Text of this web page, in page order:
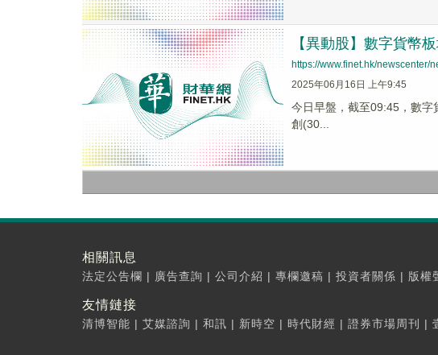
【異動股】數字貨幣
https://www.finet.hk/newscenter/
2025年06月16日 上午9:45
今日早盤，截至09:45，數
創(30...
相關訊息
法定公告欄 | 廣告查詢 | 公司介紹 | 專欄邀稿 | 投資者關係 | 版權
友情鏈接
清博智能 | 艾媒諮詢 | 和訊 | 新時空 | 時代財經 | 證券市場周刊 |